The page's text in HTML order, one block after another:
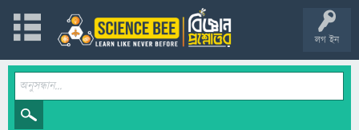
লগ ইন